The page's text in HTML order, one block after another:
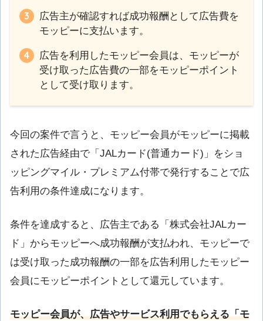
広告主が確認すれば成功報酬として広告費を
モッピーに支払います。
広告を利用したモッピー会員は、モッピーが
受け取った広告費の一部をモッピーポイント
として受け取ります。
今回の案件で言うと、モッピー会員がモッピーに掲載
された広告経由で「JALカード(普通カード)」をショ
ッピングマイル・プレミアム付帯で発行することで広
告利用の条件達成になります。
条件を達成すると、広告主である「株式会社JALカー
ド」からモッピーへ成功報酬が支払われ、モッピーで
は受け取った成功報酬の一部を広告利用したモッピー
会員にモッピーポイントとして還元しています。
モッピー会員が、広告やサービス利用でもらえる「モ